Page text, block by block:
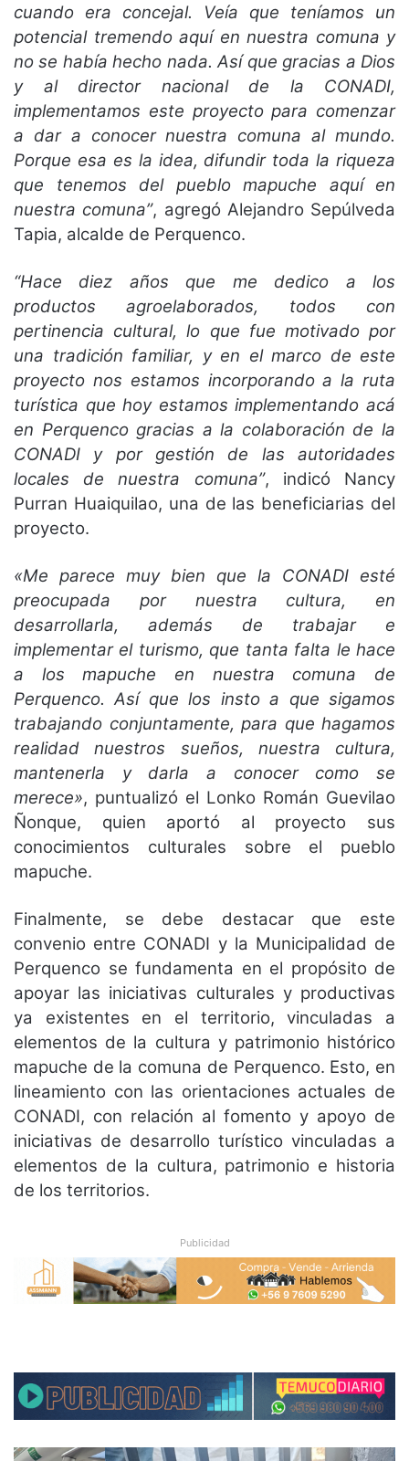
cuando era concejal. Veía que teníamos un
potencial tremendo aquí en nuestra comuna y
no se había hecho nada. Así que gracias a Dios
y al director nacional de la CONADI,
implementamos este proyecto para comenzar
a dar a conocer nuestra comuna al mundo.
Porque esa es la idea, difundir toda la riqueza
que tenemos del pueblo mapuche aquí en
nuestra comuna”, agregó Alejandro Sepúlveda
Tapia, alcalde de Perquenco.
“Hace diez años que me dedico a los
productos agroelaborados, todos con
pertinencia cultural, lo que fue motivado por
una tradición familiar, y en el marco de este
proyecto nos estamos incorporando a la ruta
turística que hoy estamos implementando acá
en Perquenco gracias a la colaboración de la
CONADI y por gestión de las autoridades
locales de nuestra comuna”, indicó Nancy
Purran Huaiquilao, una de las beneficiarias del
proyecto.
«Me parece muy bien que la CONADI esté
preocupada por nuestra cultura, en
desarrollarla, además de trabajar e
implementar el turismo, que tanta falta le hace
a los mapuche en nuestra comuna de
Perquenco. Así que los insto a que sigamos
trabajando conjuntamente, para que hagamos
realidad nuestros sueños, nuestra cultura,
mantenerla y darla a conocer como se
merece», puntualizó el Lonko Román Guevilao
Ñonque, quien aportó al proyecto sus
conocimientos culturales sobre el pueblo
mapuche.
Finalmente, se debe destacar que este
convenio entre CONADI y la Municipalidad de
Perquenco se fundamenta en el propósito de
apoyar las iniciativas culturales y productivas
ya existentes en el territorio, vinculadas a
elementos de la cultura y patrimonio histórico
mapuche de la comuna de Perquenco. Esto, en
lineamiento con las orientaciones actuales de
CONADI, con relación al fomento y apoyo de
iniciativas de desarrollo turístico vinculadas a
elementos de la cultura, patrimonio e historia
de los territorios.
Publicidad